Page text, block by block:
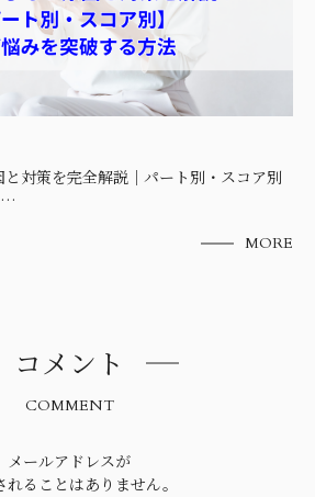
対策を完全解説｜パート別・スコア別
MORE
コメント
COMMENT
メールアドレスが
れることはありません。